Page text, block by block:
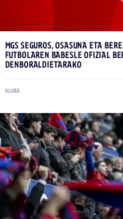
MGS SEGUROS, OSASUNA ETA
FUTBOLAREN BABESLE OFIZIAL
DENBORALDIETARAKO
KLUBA